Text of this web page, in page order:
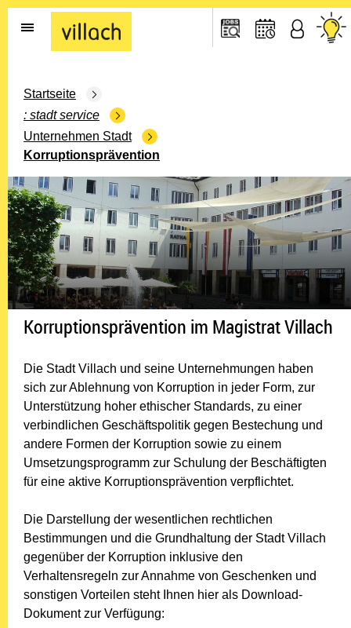
Gehe zur Startseite
Startseite
stadt service
Unternehmen Stadt
Korruptionsprävention
Korruptionsprävention im Magistrat Villach
Die Stadt Villach und seine Unternehmungen haben
sich zur Ablehnung von Korruption in jeder Form, zur
Unterstützung hoher ethischer Standards, zu einer
verbindlichen Geschäftspolitik gegen Bestechung und
andere Formen der Korruption sowie zu einem
Umsetzungsprogramm zur Schulung der Beschäftigten
für eine aktive Korruptionsprävention verpflichtet.
Die Darstellung der wesentlichen rechtlichen
Bestimmungen und die Grundhaltung der Stadt Villach
gegenüber der Korruption inklusive den
Verhaltensregeln zur Annahme von Geschenken und
sonstigen Vorteilen steht Ihnen hier als Download-
Dokument zur Verfügung: